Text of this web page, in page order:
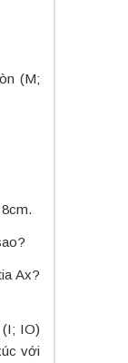
(M;
Ax?
IO)
với